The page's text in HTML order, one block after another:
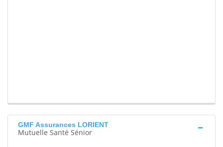
GMF Assurances LORIENT
Mutuelle Santé Sénior